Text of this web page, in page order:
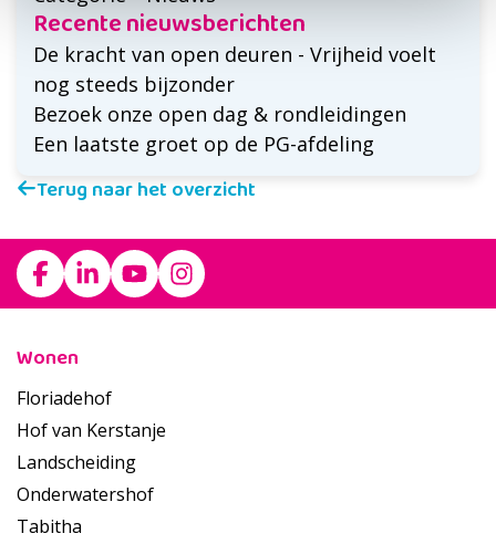
Recente nieuwsberichten
De kracht van open deuren - Vrijheid voelt
nog steeds bijzonder
Bezoek onze open dag & rondleidingen
Een laatste groet op de PG-afdeling
Terug naar het overzicht
Footer
Wonen
Floriadehof
Hof van Kerstanje
Landscheiding
Onderwatershof
Tabitha